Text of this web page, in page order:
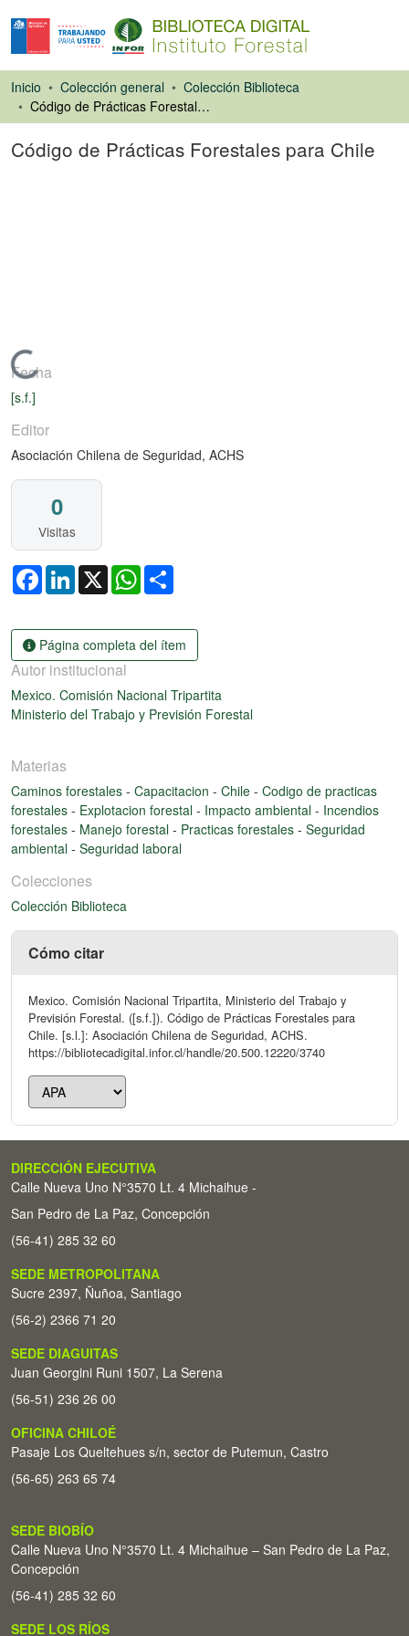
Inicio Colección general
Colección Biblioteca
Código de Prácticas Forestales para Chile
Código de Prácticas Forestales para Chile
Cargando...
Fecha
[s.f.]
Editor
Asociación Chilena de Seguridad, ACHS
0
Visitas
FacebookLinkedIn
X WhatsApp
Página completa del ítem
Autor institucional
Mexico. Comisión Nacional Tripartita
Ministerio del Trabajo y Previsión Forestal
Materias
Caminos forestales - Capacitacion - Chile - Codigo de practicas
forestales - Explotacion forestal - Impacto ambiental - Incendios
forestales - Manejo forestal - Practicas forestales - Seguridad
ambiental - Seguridad laboral
Colecciones
Colección Biblioteca
Cómo citar
Mexico. Comisión Nacional Tripartita, Ministerio del Trabajo y
Previsión Forestal. ([s.f.]). Código de Prácticas Forestales para
Chile. [s.l.]: Asociación Chilena de Seguridad, ACHS.
https://bibliotecadigital.infor.cl/handle/20.500.12220/3740
DIRECCIÓN EJECUTIVA
Calle Nueva Uno N°3570 Lt. 4 Michaihue -
San Pedro de La Paz, Concepción
(56-41) 285 32 60
SEDE METROPOLITANA
Sucre 2397, Ñuñoa, Santiago
(56-2) 2366 71 20
SEDE DIAGUITAS
Juan Georgini Runi 1507, La Serena
(56-51) 236 26 00
OFICINA CHILOÉ
Pasaje Los Queltehues s/n, sector de Putemun, Castro
(56-65) 263 65 74
SEDE BIOBÍO
Calle Nueva Uno N°3570 Lt. 4 Michaihue – San Pedro de La Paz,
Concepción
(56-41) 285 32 60
SEDE LOS RÍOS